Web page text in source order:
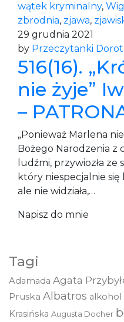
wątek kryminalny,
zbrodnia, zjawa,
29 grudnia 2021
by Przeczytanki
516(16).
nie żyje”
–
„Ponieważ Marlena
Bożego Narodzenia z
ludźmi, przywiozła ze
który niespecjalnie się
ale nie widziała,…
Napisz do mnie
Tagi
Adamada Agata
Pruska Albatros alkohol
Krasińska Augusta Docher